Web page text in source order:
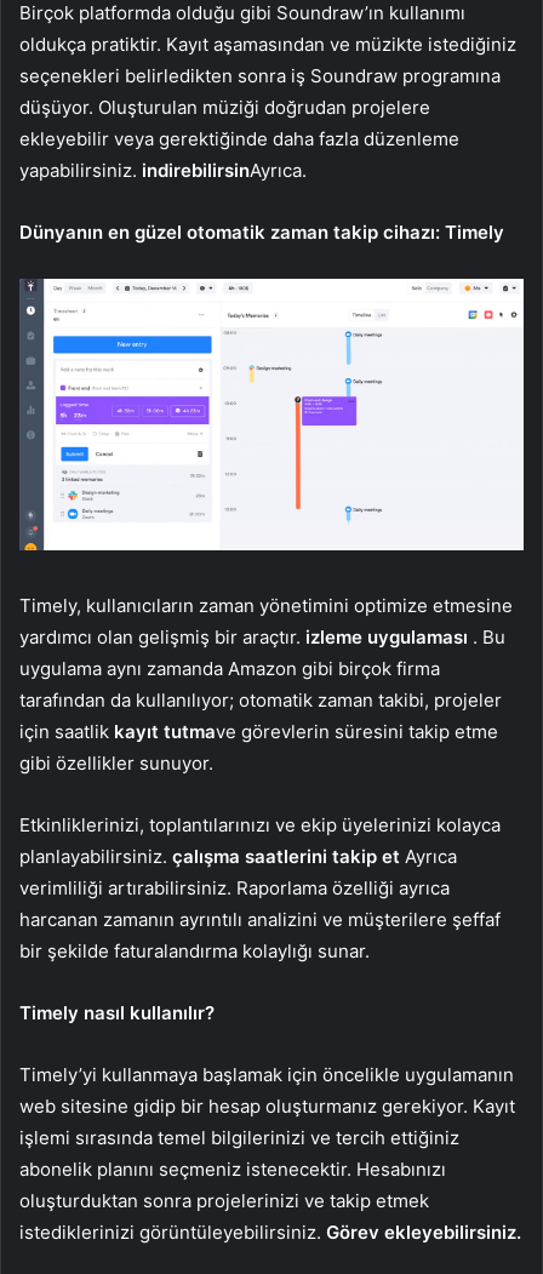
Birçok platformda olduğu gibi Soundraw’ın kullanımı
oldukça pratiktir. Kayıt aşamasından ve müzikte istediğiniz
seçenekleri belirledikten sonra iş Soundraw programına
düşüyor. Oluşturulan müziği doğrudan projelere
ekleyebilir veya gerektiğinde daha fazla düzenleme
yapabilirsiniz. indirebilirsinAyrıca.
Dünyanın en güzel otomatik zaman takip cihazı: Timely
Timely, kullanıcıların zaman yönetimini optimize etmesine
yardımcı olan gelişmiş bir araçtır. izleme uygulaması . Bu
uygulama aynı zamanda Amazon gibi birçok firma
tarafından da kullanılıyor; otomatik zaman takibi, projeler
için saatlik kayıt tutmave görevlerin süresini takip etme
gibi özellikler sunuyor.
Etkinliklerinizi, toplantılarınızı ve ekip üyelerinizi kolayca
planlayabilirsiniz. çalışma saatlerini takip et Ayrıca
verimliliği artırabilirsiniz. Raporlama özelliği ayrıca
harcanan zamanın ayrıntılı analizini ve müşterilere şeffaf
bir şekilde faturalandırma kolaylığı sunar.
Timely nasıl kullanılır?
Timely’yi kullanmaya başlamak için öncelikle uygulamanın
web sitesine gidip bir hesap oluşturmanız gerekiyor. Kayıt
işlemi sırasında temel bilgilerinizi ve tercih ettiğiniz
abonelik planını seçmeniz istenecektir. Hesabınızı
oluşturduktan sonra projelerinizi ve takip etmek
istediklerinizi görüntüleyebilirsiniz. Görev ekleyebilirsiniz.